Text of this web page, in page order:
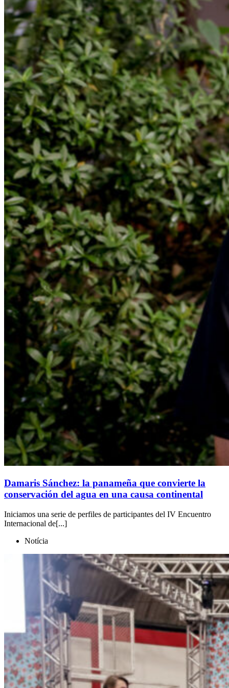
Damaris Sánchez: la panameña que convierte la
conservación del agua en una causa continental
Iniciamos una serie de perfiles de participantes del IV Encuentro
Internacional de[...]
Notícia